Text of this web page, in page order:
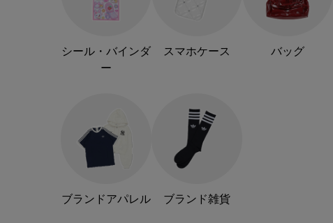
シール・バインダ
ー
スマホケース バッグ
ブランドアパレル ブランド雑貨